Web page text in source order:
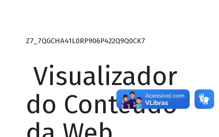
Z7_7QGCHA41L0RP906P422Q9Q0CK7
Visualizador
do Conteúdo